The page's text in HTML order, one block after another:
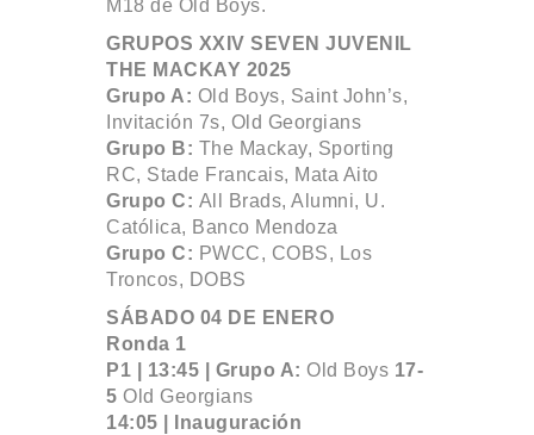
M18 de Old Boys.
GRUPOS XXIV SEVEN JUVENIL
THE MACKAY 2025
Grupo A: Old Boys, Saint John’s,
Invitación 7s, Old Georgians
Grupo B: The Mackay, Sporting
RC, Stade Francais, Mata Aito
Grupo C: All Brads, Alumni, U.
Católica, Banco Mendoza
Grupo C: PWCC, COBS, Los
Troncos, DOBS
SÁBADO 04 DE ENERO
Ronda 1
P1 | 13:45 |
Grupo A: Old Boys 17-
5 Old Georgians
14:05 | Inauguración